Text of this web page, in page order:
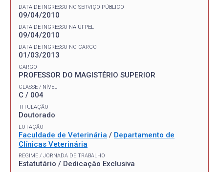
DATA DE INGRESSO NO SERVIÇO PÚBLICO
09/04/2010
DATA DE INGRESSO NA UFPEL
09/04/2010
DATA DE INGRESSO NO CARGO
01/03/2013
CARGO
PROFESSOR DO MAGISTÉRIO SUPERIOR
CLASSE / NÍVEL
C / 004
TITULAÇÃO
Doutorado
LOTAÇÃO
Faculdade de Veterinária / Departamento de
Clínicas Veterinária
REGIME / JORNADA DE TRABALHO
Estatutário / Dedicação Exclusiva